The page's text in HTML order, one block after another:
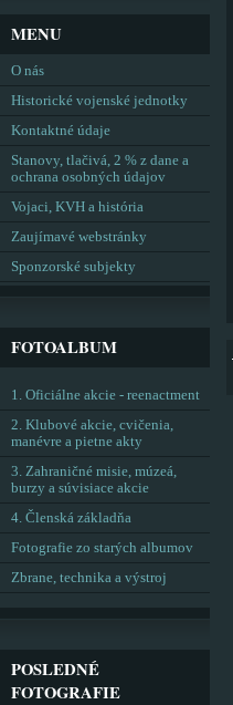
MENU
O nás
Historické vojenské jednotky
Kontaktné údaje
Stanovy, tlačivá, 2 % z dane a
ochrana osobných údajov
Vojaci, KVH a história
Zaujímavé webstránky
Sponzorské subjekty
FOTOALBUM
1. Oficiálne akcie - reenactment
2. Klubové akcie, cvičenia,
manévre a pietne akty
3. Zahraničné misie, múzeá,
burzy a súvisiace akcie
4. Členská základňa
Fotografie zo starých albumov
Zbrane, technika a výstroj
POSLEDNÉ
FOTOGRAFIE